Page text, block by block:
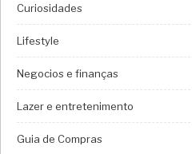
Curiosidades
Lifestyle
Negocios e finanças
Lazer e entretenimento
Guia de Compras